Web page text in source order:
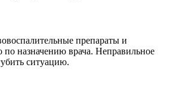
препараты и
по назначению врача. Неправильное
ситуацию.